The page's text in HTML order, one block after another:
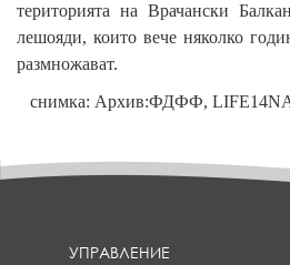
територията на Врачански
лешояди, които вече няколко
размножават.
снимка: Архив:ФДФФ,
УПРАВЛЕНИЕ